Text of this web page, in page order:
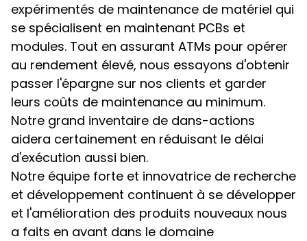
expérimentés de maintenance de matériel qui
se spécialisent en maintenant PCBs et
modules. Tout en assurant ATMs pour opérer
au rendement élevé, nous essayons d'obtenir
passer l'épargne sur nos clients et garder
leurs coûts de maintenance au minimum.
Notre grand inventaire de dans-actions
aidera certainement en réduisant le délai
d'exécution aussi bien.
Notre équipe forte et innovatrice de recherche
et développement continuent à se développer
et l'amélioration des produits nouveaux nous
a faits en avant dans le domaine